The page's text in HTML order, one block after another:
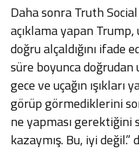
Daha sonra Truth
açıklama yapan
doğru alçaldığını
süre boyunca doğrudan
gece ve uçağın ışıkları
görüp görmediklerini
ne yapması
kazaymış. Bu, iyi